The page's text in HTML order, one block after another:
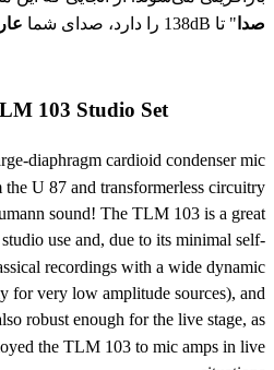
صدا " تا 138dB را دارد، صدای شما
103 Studio Set
diaphragm cardioid condenser mic
the U 87 and transformerless circuitry
sound! The TLM 103 is a great
use and, due to its minimal self-
recordings with a wide dynamic
for very low amplitude sources), and
robust enough for the live stage, as
the TLM 103 to mic amps in live